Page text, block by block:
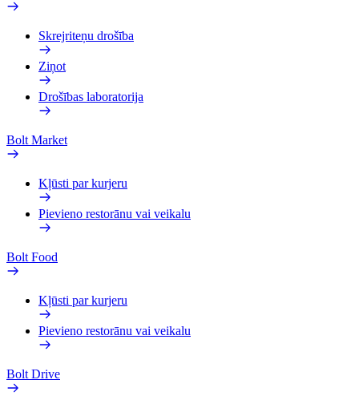
Skrejriteņu drošība
Ziņot
Drošības laboratorija
Bolt Market
Kļūsti par kurjeru
Pievieno restorānu vai veikalu
Bolt Food
Kļūsti par kurjeru
Pievieno restorānu vai veikalu
Bolt Drive